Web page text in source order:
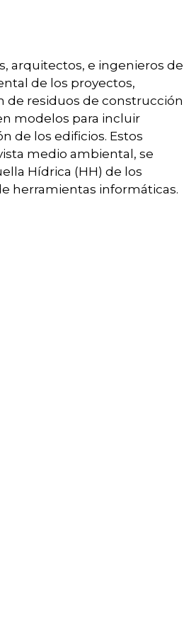
arquitectos, e ingenieros de
de los proyectos,
de residuos de construcción
modelos para incluir
de los edificios. Estos
medio ambiental, se
Hídrica (HH) de los
herramientas informáticas.